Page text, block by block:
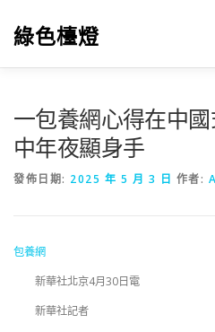
綠色檯燈
一包養網心得在中
中年夜顯身手
發佈日期: 2025 年 5 月 3 日 作者:
包養網
新華社北京4月30日電
新華社記者